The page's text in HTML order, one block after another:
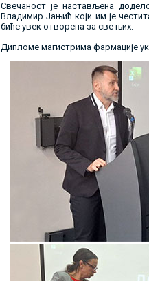
Свечаност је настављена
Владимир Јањић који им је
биће увек отворена за све њих.
Дипломе магистрима фармације